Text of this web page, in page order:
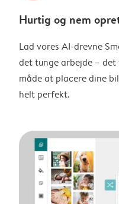
Hurtig og nem
Lad vores AI-drevne
det tunge arbejde –
måde at placere dine
helt perfekt.